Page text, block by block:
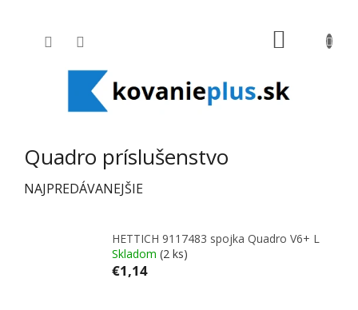
Quadro príslušenstvo
NAJPREDÁVANEJŠIE
HETTICH 9117483 spojka Quadro V6+ L
Skladom (2 ks)
€1,14